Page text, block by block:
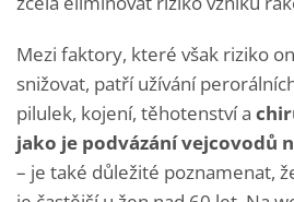
Mezi faktory, které však riziko
snižovat, patří užívání
pilulek, kojení, těhotenství a
jako je podvázání vejcovodů
– je také důležité poznamenat,